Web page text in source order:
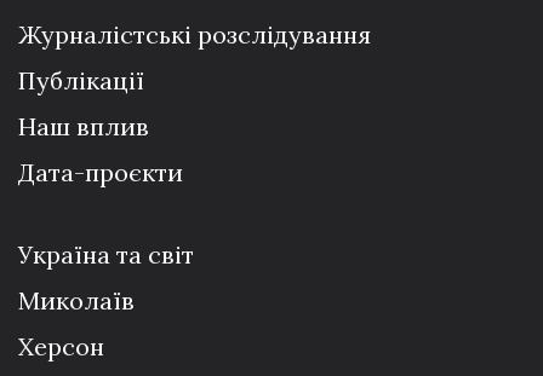
Журналістські розслідування
Публікації
Наш вплив
Дата-проєкти
Україна та світ
Миколаїв
Херсон